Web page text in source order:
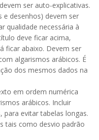
ser auto-explicativas.
e desenhos) devem ser
qualidade necessária à
deve ficar acima,
ficar abaixo. Devem ser
algarismos arábicos. É
dos mesmos dados na
em ordem numérica
arábicos. Incluir
para evitar tabelas longas.
tais como desvio padrão